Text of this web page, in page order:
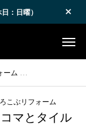
：日曜）
ーム 愛犬がよろこぶリ
こぶリフォーム
マとタイル